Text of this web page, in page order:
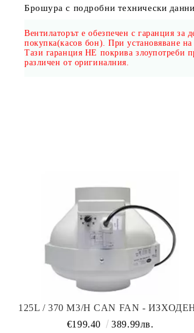
Брошура с подробни технически
Вентилаторът е обезпечен с гаранция за
покупка(касов бон). При установяване
Тази гаранция НЕ покрива злоупотреби
различен от оригиналния.
125L / 370 M3/H CAN FAN -
ВХОДЕН ВЕНТИЛАТОР С Т
€199.40 389.99лв.